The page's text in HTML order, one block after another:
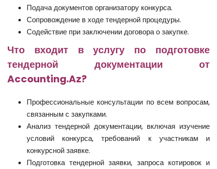
Подача документов организатору конкурса.
Сопровождение в ходе тендерной процедуры.
Содействие при заключении договора о закупке.
Что входит в услугу по подготовке
тендерной документации от
Accounting.Az?
Профессиональные консультации по всем вопросам,
связанным с закупками.
Анализ тендерной документации, включая изучение
условий конкурса, требований к участникам и
конкурсной заявке.
Подготовка тендерной заявки, запроса котировок и